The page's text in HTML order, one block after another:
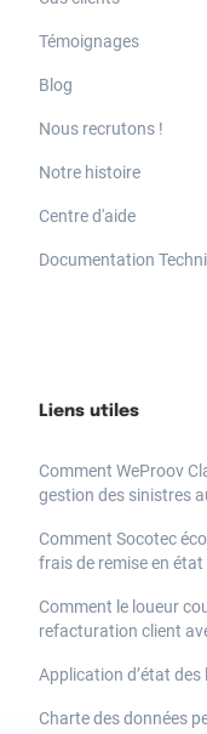
Témoignages
Blog
Nous recrutons !
Notre histoire
Centre d'aide
Documentation
Liens utiles
Comment WeProov
gestion des sinistres
Comment Socotec
frais de remise en état
Comment le loueur
refacturation client
Application d’état des
Charte des données